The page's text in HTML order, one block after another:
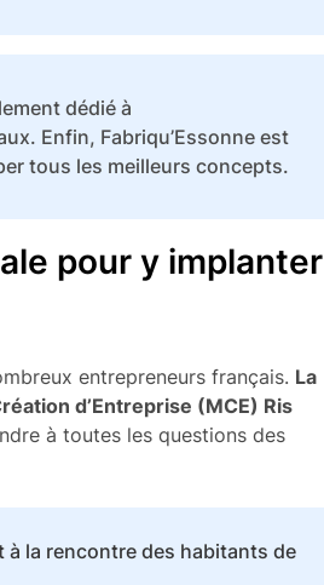
dédié à
Enfin, Fabriqu’Essonne est
tous les meilleurs concepts.
pour y implanter
entrepreneurs français. La
d’Entreprise (MCE) Ris
à toutes les questions des
à la rencontre des habitants de